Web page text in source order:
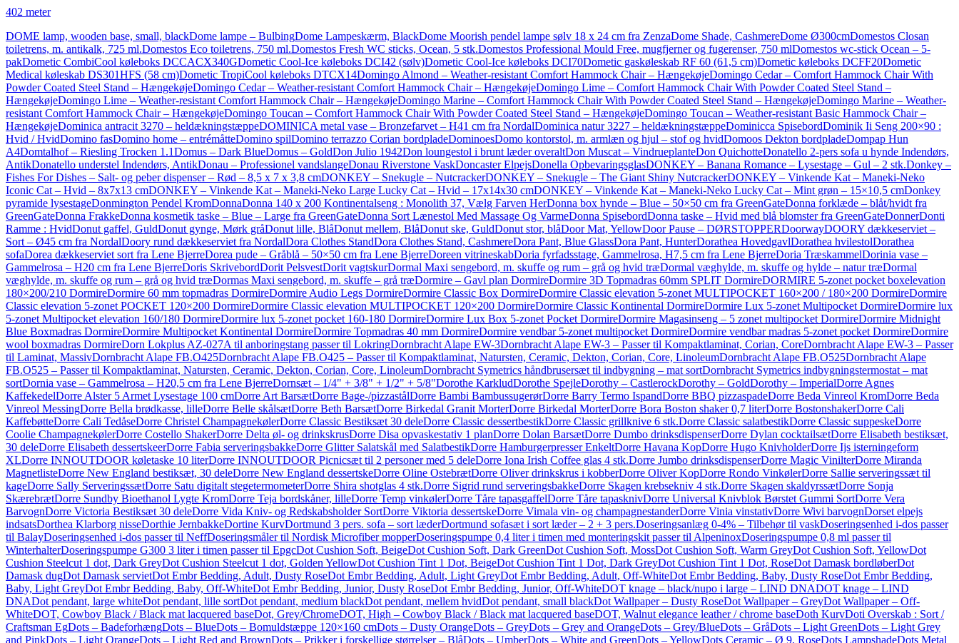
402 meter
DOME lamp, wooden base, small, blackDome lampe – BulbingDome Lampeskærm, BlackDome Moorish pendel lampe sølv 18 x 24 cm fra ZenzaDome Shade, CashmereDome Ø300cmDomestos Closan
toiletrens, m. antikalk, 725 ml.Domestos Eco toiletrens, 750 ml.Domestos Fresh WC sticks, Ocean, 5 stk.Domestos Professional Mould Free, mugfjerner og fugerenser, 750 mlDomestos wc-stick Ocean – 5-
pakDometic CombiCool køleboks DCCACX340GDometic Cool-Ice køleboks DCI42 (sølv)Dometic Cool-Ice køleboks DCI70Dometic gaskøleskab RF 60 (61,5 cm)Dometic køleboks DCFF20Dometic
Medical køleskab DS301HFS (58 cm)Dometic TropiCool køleboks DTCX14Domingo Almond – Weather-resistant Comfort Hammock Chair – HængekøjeDomingo Cedar – Comfort Hammock Chair With
Powder Coated Steel Stand – HængekøjeDomingo Cedar – Weather-resistant Comfort Hammock Chair – HængekøjeDomingo Lime – Comfort Hammock Chair With Powder Coated Steel Stand –
HængekøjeDomingo Lime – Weather-resistant Comfort Hammock Chair – HængekøjeDomingo Marine – Comfort Hammock Chair With Powder Coated Steel Stand – HængekøjeDomingo Marine – Weather-
resistant Comfort Hammock Chair – HængekøjeDomingo Toucan – Comfort Hammock Chair With Powder Coated Steel Stand – HængekøjeDomingo Toucan – Weather-resistant Basic Hammock Chair –
HængekøjeDominica antracit 3270 – heldækningstæppeDOMINICA metal vase – Bronzefarvet – H41 cm fra NordalDominica natur 3227 – heldækningstæppeDominicca SpisebordDominik Ii Seng 200×90 :
Hvid / HvidDomino fasDomino home – entrémåtteDomino spilDomino terrazzo Corian bordpladeDominoesDomo kontorstol, m. armlæn og hjul – stof og hvidDomoos Dekton bordpladeDompap Hun
A4Domtalhof – Riesling Trocken 1.1Domus – Dark BlueDomus – GoldDon Julio 1942Don loungestol i brunt læder overaltDon Muscat – VindrueplanteDon QuichotteDonatello 2-pers sofa u hynde Indendørs,
AntikDonatello understel Indendørs, AntikDonau – Professionel vandslangeDonau Riverstone VaskDoncaster ElpejsDonella OpbevaringsglasDONKEY – Banana Romance – Lysestage – Gul – 2 stk.Donkey –
Fishes For Dishes – Salt- og peber dispenser – Rød – 8,5 x 7 x 3,8 cmDONKEY – Snekugle – NutcrackerDONKEY – Snekugle – The Giant Shiny NutcrackerDONKEY – Vinkende Kat – Maneki-Neko
Iconic Cat – Hvid – 8x7x13 cmDONKEY – Vinkende Kat – Maneki-Neko Large Lucky Cat – Hvid – 17x14x30 cmDONKEY – Vinkende Kat – Maneki-Neko Lucky Cat – Mint grøn – 15×10,5 cmDonkey
pyramide lysestageDonmington Pendel KromDonnaDonna 140 x 200 Kontinentalseng : Monolith 37, Vælg Farven HerDonna box hynde – Blue – 50×50 cm fra GreenGateDonna forklæde – blåt/hvidt fra
GreenGateDonna FrakkeDonna kosmetik taske – Blue – Large fra GreenGateDonna Sort Lænestol Med Massage Og VarmeDonna SpisebordDonna taske – Hvid med blå blomster fra GreenGateDonnerDonti
Ramme : HvidDonut gaffel, GuldDonut gynge, Mørk gråDonut lille, BlåDonut mellem, BlåDonut ske, GuldDonut stor, blåDoor Mat, YellowDoor Pause – DØRSTOPPERDoorwayDOORY dækkeserviet –
Sort – Ø45 cm fra NordalDoory rund dækkeserviet fra NordalDora Clothes StandDora Clothes Stand, CashmereDora Pant, Blue GlassDora Pant, HunterDorathea HovedgavlDorathea hvilestolDorathea
sofaDorea dækkeserviet sort fra Lene BjerreDorea pude – Gråblå – 50×50 cm fra Lene BjerreDoreen vitrineskabDoria fyrfadsstage, Gammelrosa, H7,5 cm fra Lene BjerreDoria TræskammelDorinia vase –
Gammelrosa – H20 cm fra Lene BjerreDoris SkrivebordDorit PelsvestDorit vagtskurDormal Maxi sengebord, m. skuffe og rum – grå og hvid træDormal væghylde, m. skuffe og hylde – natur træDormal
væghylde, m. skuffe og rum – grå og hvid træDormas Maxi sengebord, m. skuffe – grå træDormire – Gavl plan DormireDormire 3D Topmadras 60mm SPLIT DormireDORMIRE 5-zonet pocket boxelevation
180×200/210 DormireDormire 60 mm topmadras DormireDormire Audio Legs DormireDormire Classic Box DormireDormire Classic elevation 5-zonet MULTIPOCKET 160×200 / 180×200 DormireDormire
Classic elevation 5-zonet POCKET 120×200 DormireDormire Classic elevation MULTIPOCKET 120×200 DormireDormire Classic Kontinental DormireDormire Lux 5-zonet Multipocket DormireDormire lux
5-zonet Multipocket elevation 160/180 DormireDormire lux 5-zonet pocket 160-180 DormireDormire Lux Box 5-zonet Pocket DormireDormire Magasinseng – 5 zonet multipocket DormireDormire Midnight
Blue Boxmadras DormireDormire Multipocket Kontinental DormireDormire Topmadras 40 mm DormireDormire vendbar 5-zonet multipocket DormireDormire vendbar madras 5-zonet pocket DormireDormire
wool boxmadras DormireDorn Lokplus AZ-027A til anboringstang passer til LokringDornbracht Alape EW-3Dornbracht Alape EW-3 – Passer til Kompaktlaminat, Corian, CoreDornbracht Alape EW-3 – Passer
til Laminat, MassivDornbracht Alape FB.O425Dornbracht Alape FB.O425 – Passer til Kompaktlaminat, Natursten, Ceramic, Dekton, Corian, Core, LinoleumDornbracht Alape FB.O525Dornbracht Alape
FB.O525 – Passer til Kompaktlaminat, Natursten, Ceramic, Dekton, Corian, Core, LinoleumDornbracht Symetrics håndbrusersæt til indbygning – mat sortDornbracht Symetrics indbygningstermostat – mat
sortDornia vase – Gammelrosa – H20,5 cm fra Lene BjerreDornsæt – 1/4" + 3/8" + 1/2" + 5/8"Dorothe KarkludDorothe SpejleDorothy – CastlerockDorothy – GoldDorothy – ImperialDorre Agnes
KaffekedelDorre Alster 5 Armet Lysestage 100 cmDorre Art BarsætDorre Bage-/pizzastålDorre Bambi BambussugerørDorre Barry Termo IspandDorre BBQ pizzaspadeDorre Beda Vinreol KromDorre Beda
Vinreol MessingDorre Bella brødkasse, lilleDorre Belle skålsætDorre Beth BarsætDorre Birkedal Granit MorterDorre Birkedal MorterDorre Bora Boston shaker 0,7 literDorre BostonshakerDorre Cali
KaffebøtteDorre Cali TedåseDorre Christel ChampagnekølerDorre Classic Bestiksæt 30 deleDorre Classic dessertbestikDorre Classic grillknive 6 stk.Dorre Classic salatbestikDorre Classic suppeskeDorre
Coolie ChampagnekølerDorre Costello ShakerDorre Delta øl- og drinkskrusDorre Disa opvaskestativ 1 planDorre Dolan BarsætDorre Dumbo drinksdispenserDorre Dylan cocktailsætDorre Elisabeth bestiksæt,
30 deleDorre Elisabeth dessertskeerDorre Fabia serveringsbakkeDorre Glitter Salatskål med SalatbestikDorre Hamburgerpresser EnkeltDorre Havana KopDorre Hugo KnivholderDorre Ijs isterningeform
XLDorre INNOUTDOOR køletaske 10 literDorre INNOUTDOOR Picnicsæt til 2 personer med 5 deleDorre Iona Irish Coffee glas 4 stk.Dorre Jumbo drinksdispenserDorre Magic VinilterDorre Miranda
MagnetlisteDorre New England bestiksæt, 30 deleDorre New England dessertskeDorre Oline OstebrætDorre Oliver drinkskrus i kobberDorre Oliver KopDorre Rondo VinkølerDorre Sallie serveringssæt til
kageDorre Sally ServeringssætDorre Satu digitalt stegetermometerDorre Shira shotglas 4 stk.Dorre Sigrid rund serveringsbakkeDorre Skagen krebsekniv 4 stk.Dorre Skagen skaldyrssætDorre Sonja
SkærebrætDorre Sundby Bioethanol Lygte KromDorre Teja bordskåner, lilleDorre Temp vinkølerDorre Tåre tapasgaffelDorre Tåre tapasknivDorre Universal Knivblok Børstet Gummi SortDorre Vera
BarvognDorre Victoria Bestiksæt 30 deleDorre Vida Kniv- og Redskabsholder SortDorre Viktoria dessertskeDorre Vimala vin- og champagnestanderDorre Vinia vinstativDorre Wivi barvognDorset elpejs
indsatsDorthea Klarborg nisseDorthie JernbakkeDortine KurvDortmund 3 pers. sofa – sort læderDortmund sofasæt i sort læder – 2 + 3 pers.Doseringsanlæg 0-4% – Tilbehør til vaskDoseringsenhed i-dos passer
til BalayDoseringsenhed i-dos passer til NeffDoseringsmåler til Nordisk Microfiber mopperDoseringspumpe 0,4 liter i timen med monteringskit passer til AlpeninoxDoseringspumpe 0,8 ml passer til
WinterhalterDoseringspumpe G300 3 liter i timen passer til EpgcDot Cushion Soft, BeigeDot Cushion Soft, Dark GreenDot Cushion Soft, MossDot Cushion Soft, Warm GreyDot Cushion Soft, YellowDot
Cushion Steelcut 1 dot, Dark GreyDot Cushion Steelcut 1 dot, Golden YellowDot Cushion Tint 1 Dot, BeigeDot Cushion Tint 1 Dot, Dark GreyDot Cushion Tint 1 Dot, RoseDot Damask bordløberDot
Damask dugDot Damask servietDot Embr Bedding, Adult, Dusty RoseDot Embr Bedding, Adult, Light GreyDot Embr Bedding, Adult, Off-WhiteDot Embr Bedding, Baby, Dusty RoseDot Embr Bedding,
Baby, Light GreyDot Embr Bedding, Baby, Off-WhiteDot Embr Bedding, Junior, Dusty RoseDot Embr Bedding, Junior, Off-WhiteDOT knage – black/nupo i large – LIND DNADOT knage – LIND
DNADot pendant, large whiteDot pendant, lille sortDot pendant, medium blackDot pendant, mellem hvidDot pendant, small blackDot Wallpaper – Dusty RoseDot Wallpaper – GreyDot Wallpaper – Off-
WhiteDOT, Cowboy Black / Black mat lacquered baseDot, Grey/ChromeDOT, High – Cowboy Black / Black mat lacquered baseDOT, Walnut elegance leather / chrome baseDoth KurvDoti Overskab : Sort /
Craftsman EgDots – BadeforhængDots – BlueDots – Bomuldstæppe 120×160 cmDots – Dusty OrangeDots – GreyDots – Grey and OrangeDots – Grey/BlueDots – GråDots – Light GreenDots – Light Grey
and PinkDots – Light OrangeDots – Light Red and BrownDots – Prikker i forskellige størrelser – BlåDots – UmberDots – White and GreenDots – YellowDots Ceramic – Ø 9, RoseDots LampshadeDots Metal